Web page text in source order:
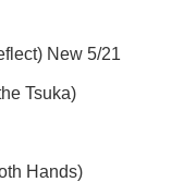
New 5/21
Tsuka)
Hands)